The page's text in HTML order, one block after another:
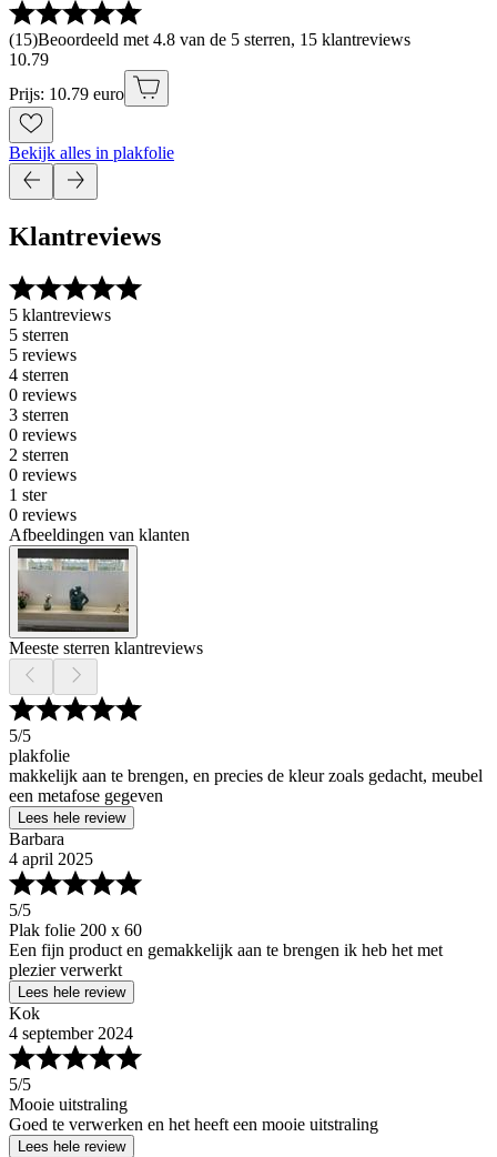
(15)Beoordeeld met 4.8 van de 5 sterren, 15 klantreviews
10.79
Prijs: 10.79 euro
Bekijk alles in plakfolie
Klantreviews
5 klantreviews
5 sterren
5 reviews
4 sterren
0 reviews
3 sterren
0 reviews
2 sterren
0 reviews
1 ster
0 reviews
Afbeeldingen van klanten
Meeste sterren klantreviews
5/5
plakfolie
makkelijk aan te brengen, en precies de kleur zoals gedacht, meubel
een metafose gegeven
Lees hele review
Barbara
4 april 2025
5/5
Plak folie 200 x 60
Een fijn product en gemakkelijk aan te brengen ik heb het met
plezier verwerkt
Lees hele review
Kok
4 september 2024
5/5
Mooie uitstraling
Goed te verwerken en het heeft een mooie uitstraling
Lees hele review